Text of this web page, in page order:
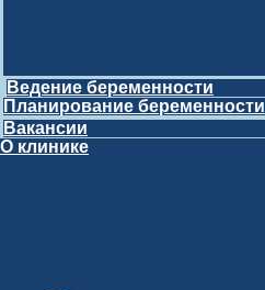
Ведение беременности
Планирование беременности
Вакансии
О клинике